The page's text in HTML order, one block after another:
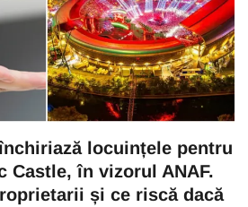
locuințele pentru
Castle, în vizorul ANAF.
și ce riscă dacă